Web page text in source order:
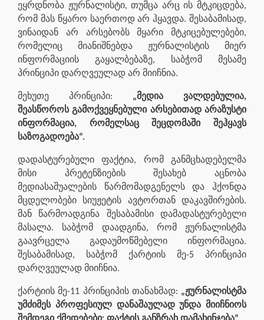
ეყრდნობა ჟურნალისტი, თუმცა არც ის მტკიცდება,
რომ მას წყარო საერთოდ არ ჰყავდა. შესაბამისად,
ვინაიდან არ არსებობს მყარი მტკიცებულებები,
რომელიც მიანიშნებდა ჟურნალისტის მიერ
ინფორმაციის გაყალბებაზე, საბჭომ მესამე
პრინციპი დარღვეულად არ მიიჩნია.
მეხუთე პრინციპი: „მედია ვალდებულია,
შეასწოროს გამოქვეყნებული არსებითად არაზუსტი
ინფორმაცია, რომელსაც შეცდომაში შეჰყავს
საზოგადოება“.
დადასტურებული ფაქტია, რომ განმცხადებელმა
მისი პრეტენზიების შესახებ აცნობა
მედიასაშუალების წარმომადგენელს და ჰქონდა
მცდელობები სიუჟეტის ავტორთან დაკავშირების.
მან წარმოადგინა შესაბამისი დამადასტურებელი
მასალა. საბჭომ დაადგინა, რომ ჟურნალისტმა
გაავრცელა გადაუმოწმებელი ინფორმაცია.
შესაბამისად, საბჭომ ქარტიის მე-5 პრინციპი
დარღვეულად მიიჩნია.
ქარტიის მე-11 პრინციპის თანახმად: „ჟურნალისტმა
უმძიმეს პროფესიულ დანაშაულად უნდა მიიჩნიოს